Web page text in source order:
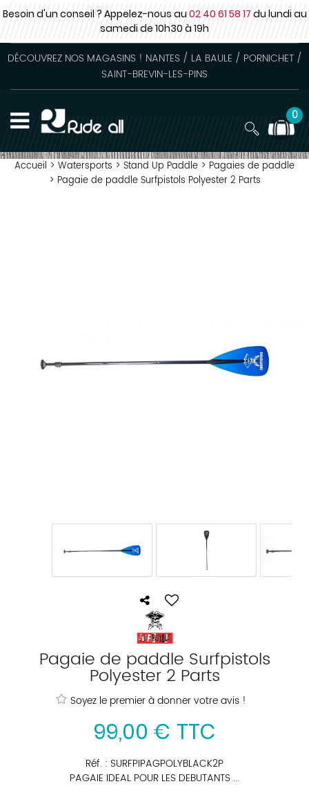
Besoin d'un conseil ? Appelez-nous au02 40 61 58 17du lundi au
samedide 10h30 à 19h
DÉCOUVREZ NOS MAGASINS ! NANTES / LA BAULE / PORNICHET /
SAINT-BREVIN-LES-PINS
0
Accueil > Watersports > Stand Up Paddle > Pagaies de paddle
> Pagaie de paddle Surfpistols Polyester 2 Parts
Pagaie de paddle Surfpistols
Polyester 2 Parts
Soyez le premier à donner votre avis !
99,00 € TTC
Réf. : SURFPIPAGPOLYBLACK2P
PAGAIE IDEAL POUR LES DEBUTANTS ...